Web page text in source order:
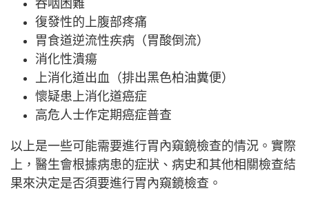
吞咽困難
復發性的上腹部疼痛
胃食道逆流性疾病（胃酸倒流）
消化性潰瘍
上消化道出血（排出黑色柏油糞便）
懷疑患上消化道癌症
高危人士作定期癌症普查
以上是一些可能需要進行胃內窺鏡檢查的情況。實際
上，醫生會根據病患的症狀、病史和其他相關檢查結
果來決定是否須要進行胃內窺鏡檢查。